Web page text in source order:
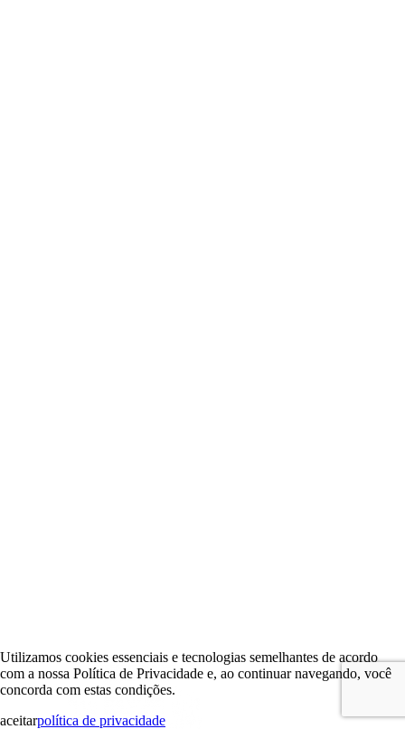
Utilizamos cookies essenciais e tecnologias semelhantes de acordo
com a nossa Política de Privacidade e, ao continuar navegando, você
concorda com estas condições.
aceitarpolítica de privacidade